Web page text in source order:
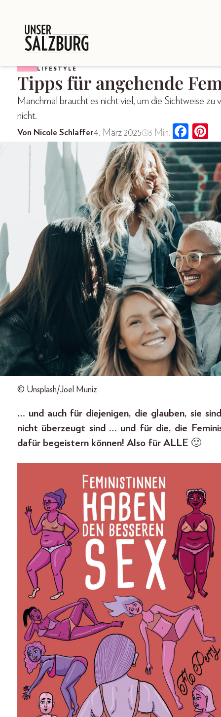
LIFESTYLE
Tipps für angehende
Manchmal braucht es nicht viel, um die Sichtweise zu
nicht.
Von Nicole Schlaffer4. März 2025 3 Min.
© Unsplash/Joel Muniz
… und auch für diejenigen, die glauben, sie
nicht überzeugt sind … und für die, die
dafür begeistern können! Also für ALLE 🙂